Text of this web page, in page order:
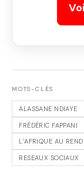
MOTS-CLÉS
ALASSANE NDIAYE
FRÉDÉRIC FAPPANI
L’AFRIQUE AU
RESEAUX SOCIAUX